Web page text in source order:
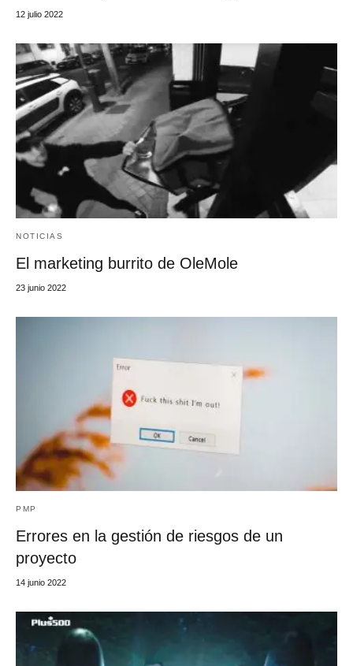
12 julio 2022
NOTICIAS
El marketing burrito de OleMole
23 junio 2022
PMP
Errores en la gestión de riesgos de un
proyecto
14 junio 2022